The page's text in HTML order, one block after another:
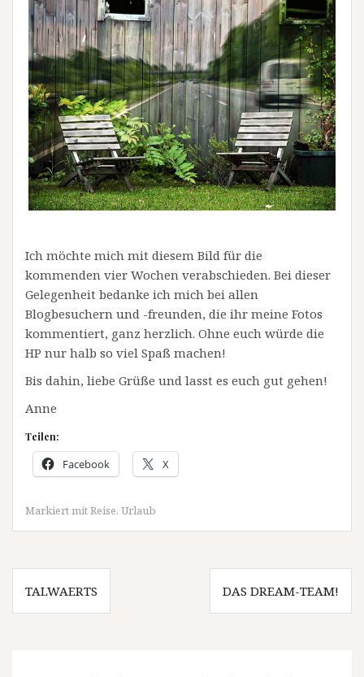
Ich möchte mich mit diesem Bild für die
kommenden vier Wochen verabschieden. Bei dieser
Gelegenheit bedanke ich mich bei allen
Blogbesuchern und -freunden, die ihr meine Fotos
kommentiert, ganz herzlich. Ohne euch würde die
HP nur halb so viel Spaß machen!
Bis dahin, liebe Grüße und lasst es euch gut gehen!
Anne
Teilen:
Facebook X
Markiert mitReise, Urlaub
Beitragsnavigation
TALWAERTS DAS DREAM-TEAM!